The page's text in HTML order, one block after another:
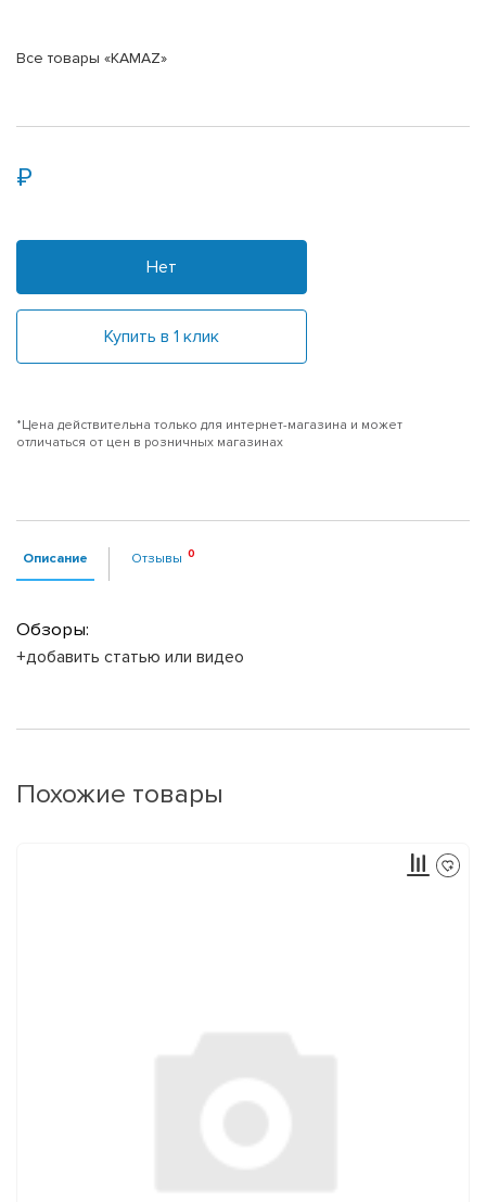
Все товары «KAMAZ»
Нет
Купить в 1 клик
*Цена действительна только для интернет-магазина и может
отличаться от цен в розничных магазинах
Описание Отзывы
Обзоры:
+добавить статью или видео
Похожие товары